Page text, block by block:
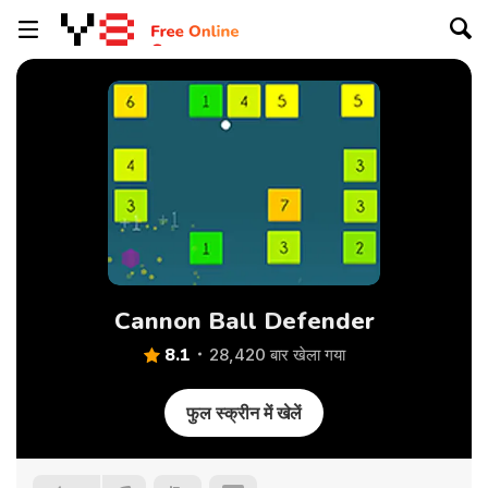
Cannon Ball Defender
8.1 28,420 बार खेला गया
फुल स्क्रीन में खेलें